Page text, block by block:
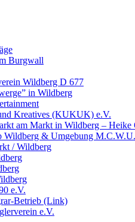
Burgwall
Wildberg D 677
in Wildberg
Kreatives (KUKUK) e.V.
am Markt in Wildberg – Heike
Wildberg & Umgebung M.C.W.U.
/ Wildberg
e.V.
Betrieb (Link)
e.V.